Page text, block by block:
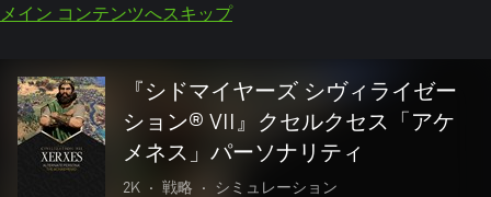
メイン コンテンツへスキップ
『シドマイヤーズ シヴィライゼー
ション® VII』クセルクセス「アケ
メネス」パーソナリティ
2K • 戦略 • シミュレーション